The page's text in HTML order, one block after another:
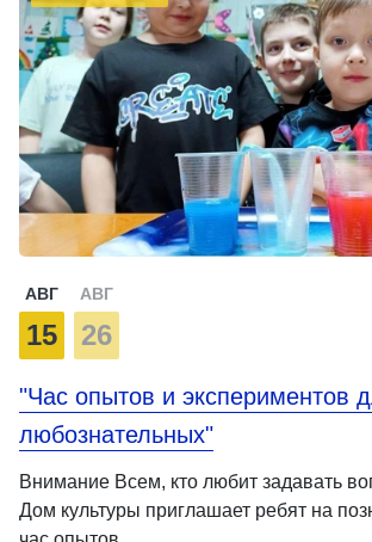
АВГ
15
АВГ
26
"Час опытов и экспериментов
любознательных"
Внимание Всем, кто любит задавать
Дом культуры приглашает ребят на